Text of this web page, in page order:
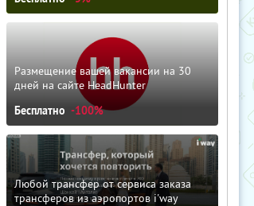
Размещение вашей вакансии на 30
дней на сайте HeadHunter
Бесплатно -100%
Любой трансфер от сервиса заказа
трансферов из аэропортов i'way